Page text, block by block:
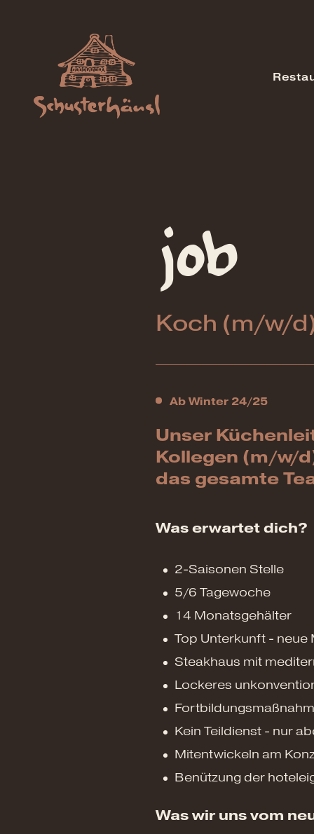
job
Koch (m/w/
Ab Winter 24/25
Unser
Kollegen (m/w/
das gesamte
Was erwartet dich?
2-Saisonen Stelle
5/6 Tagewoche
14 Monatsgehälter
Top Unterkunft -
Steakhaus mit
Lockeres
Kein Teildienst - nur
Mitentwickeln am
Benützung der
Was wir uns vom